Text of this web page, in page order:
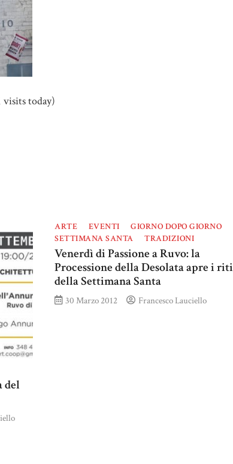
visits today)
del
ARTE EVENTI
GIORNO DOPO GIORNO
SETTIMANA SANTA
TRADIZIONI
Venerdì di Passione a Ruvo: la
Processione della Desolata apre i riti
della Settimana Santa
30 Marzo 2012 Francesco Lauciello